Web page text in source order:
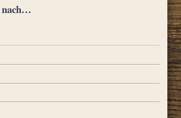
nach…